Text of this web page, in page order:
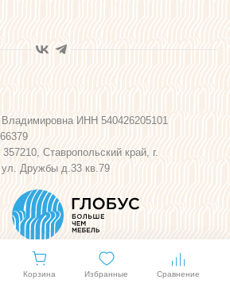
ИНН 540426205101
Ставропольский край, г.
Дружбы д.33 кв.79
Корзина Избранные Сравнение